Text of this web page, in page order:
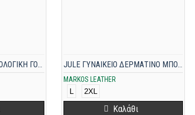
B-3892 ΓΥΝΑΙΚΕΙΑ ΟΙΚΟΛΟΓΙΚΗ ΓΟΥΝΑ ΛΕΥΚΗ
MARKOS LEATHER
JULE ΓΥΝΑΙΚΕΙΟ ΔΕΡΜΑΤΙΝΟ ΜΠΟΥΦΑΝ ΜΑΥΡΟ
L 2XL
Καλάθι